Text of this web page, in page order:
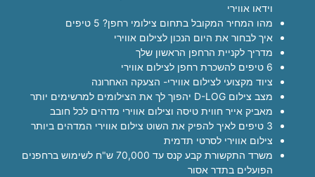
וידאו אווירי
מהו המחיר המקובל בתחום צילומי רחפן? 5 טיפים
איך לבחור את היום הנכון לצילום אווירי
מדריך לקניית הרחפן הראשון שלך
6 טיפים להשכרת רחפן לצילום אווירי
ציוד מקצועי לצילום אווירי- הצעקה האחרונה
מצב צילום D-LOG יהפוך לך את הצילומים למרשימים יותר
מאביק אייר חווית טיסה וצילום אווירי מדהים לכל חובב
3 טיפים לאיך להפיק את השוט צילום אווירי המדהים ביותר
צילום אווירי לסרטי תדמית
משרד התקשורת קבע קנס עד 70,000 ש"ח לשימוש ברחפנים
הפועלים בתדר אסור